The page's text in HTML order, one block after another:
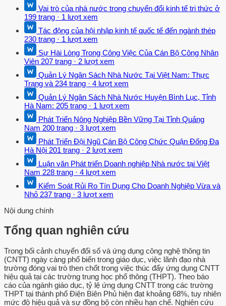
Vai trò của nhà nước trong chuyển đổi kinh tế tri thức ở
199 trang · 1 lượt xem
Tác động của hội nhập kinh tế quốc tế đến ngành thép
230 trang · 1 lượt xem
Sự Hài Lòng Trong Công Việc Của Cán Bộ Công Nhân
Viên 207 trang · 2 lượt xem
Quản Lý Ngân Sách Nhà Nước Tại Việt Nam: Thực
Trạng và 234 trang · 4 lượt xem
Quản Lý Ngân Sách Nhà Nước Huyện Bình Lục, Tỉnh
Hà Nam: 205 trang · 1 lượt xem
Phát Triển Nông Nghiệp Bền Vững Tại Tỉnh Quảng
Nam 200 trang · 3 lượt xem
Phát Triển Đội Ngũ Cán Bộ Công Chức Quận Đống Đa
Hà Nội 201 trang · 2 lượt xem
Luận văn Phát triển Doanh nghiệp Nhà nước tại Việt
Nam 228 trang · 4 lượt xem
Kiểm Soát Rủi Ro Tín Dụng Cho Doanh Nghiệp Vừa và
Nhỏ 237 trang · 3 lượt xem
Nội dung chính
Tổng quan nghiên cứu
Trong bối cảnh chuyển đổi số và ứng dụng công nghệ thông tin
(CNTT) ngày càng phổ biến trong giáo dục, việc lãnh đạo nhà
trường đóng vai trò then chốt trong việc thúc đẩy ứng dụng CNTT
hiệu quả tại các trường trung học phổ thông (THPT). Theo báo
cáo của ngành giáo dục, tỷ lệ ứng dụng CNTT trong các trường
THPT tại thành phố Điện Biên Phủ hiện đạt khoảng 68%, tuy nhiên
mức độ hiệu quả và sự đồng bộ còn nhiều hạn chế. Nghiên cứu